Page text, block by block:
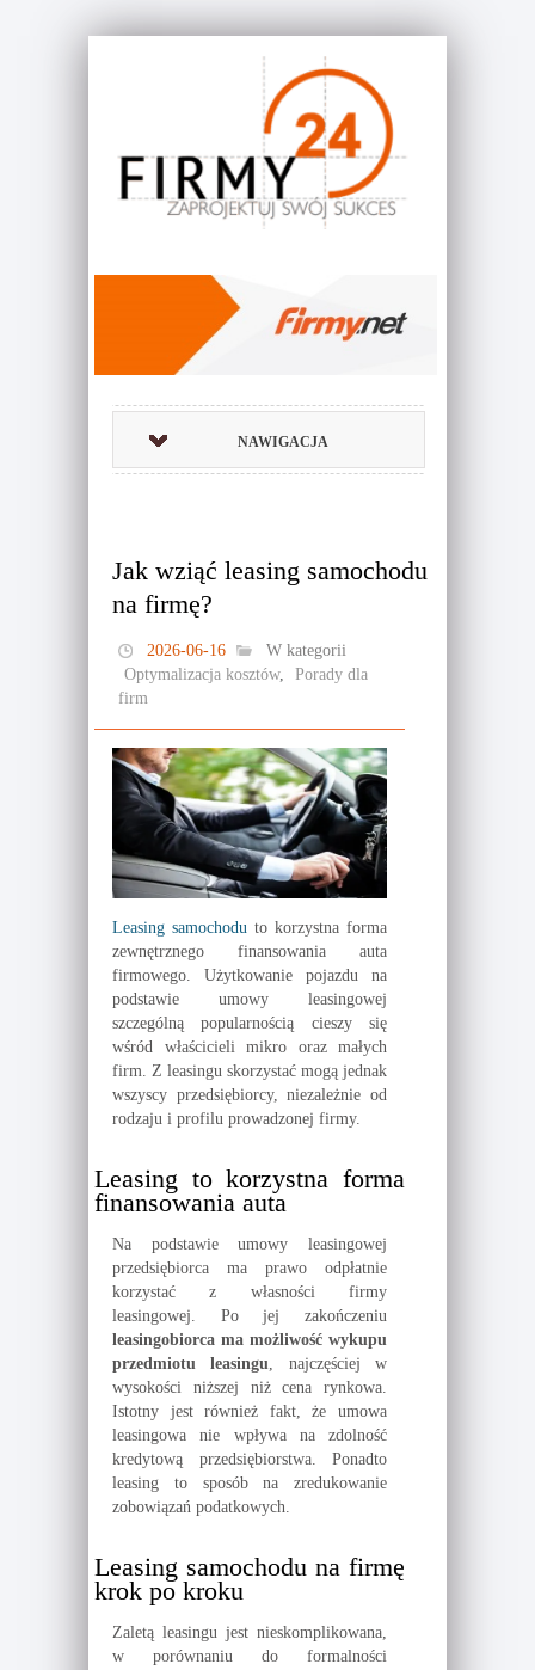
NAWIGACJA
Jak wziąć leasing samochodu
na firmę?
2026-06-16
W kategorii
Optymalizacja kosztów,
Porady dla
firm
Leasing samochodu to korzystna forma
zewnętrznego finansowania auta
firmowego. Użytkowanie pojazdu na
podstawie umowy leasingowej
szczególną popularnością cieszy się
wśród właścicieli mikro oraz małych
firm. Z leasingu skorzystać mogą jednak
wszyscy przedsiębiorcy, niezależnie od
rodzaju i profilu prowadzonej firmy.
Leasing to korzystna forma
finansowania auta
Na podstawie umowy leasingowej
przedsiębiorca ma prawo odpłatnie
korzystać z własności firmy
leasingowej. Po jej zakończeniu
leasingobiorca ma możliwość wykupu
przedmiotu leasingu, najczęściej w
wysokości niższej niż cena rynkowa.
Istotny jest również fakt, że umowa
leasingowa nie wpływa na zdolność
kredytową przedsiębiorstwa. Ponadto
leasing to sposób na zredukowanie
zobowiązań podatkowych.
Leasing samochodu na firmę
krok po kroku
Zaletą leasingu jest nieskomplikowana,
w porównaniu do formalności